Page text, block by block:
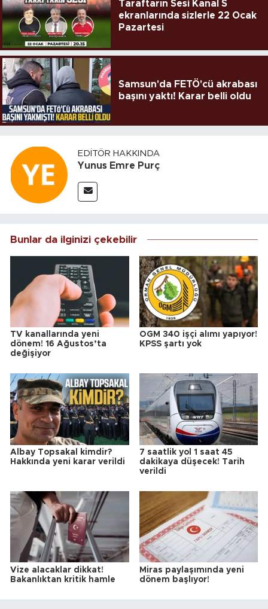
Taraftarın Sesi Kanal S
ekranlarında sizlerle 22 Ocak
Pazartesi
Samsun'da FETÖ'cü akrabası
başını yaktı! Karar belli oldu
EDITÖR HAKKINDA
Yunus Emre Purç
Bunlar da ilginizi çekebilir
TV kanallarında yeni
dönem! 16 Ağustos’ta
değişiyor
OGM 340 işçi alımı yapıyor!
KPSS şartı yok
Albay Topsakal kimdir?
Hakkında yeni karar verildi
7 saatlik yol 1 saat 45
dakikaya düşecek! Tarih
verildi
Vize alacaklar dikkat!
Bakanlıktan kritik hamle
Miras paylaşımında yeni
dönem başlıyor!